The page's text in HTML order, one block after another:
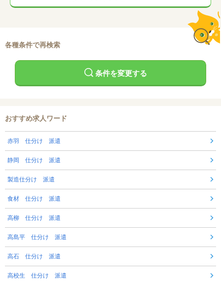
各種条件で再検索
条件を変更する
おすすめ求人ワード
赤羽 仕分け 派遣
静岡 仕分け 派遣
製造仕分け 派遣
食材 仕分け 派遣
高柳 仕分け 派遣
高島平 仕分け 派遣
高石 仕分け 派遣
高校生 仕分け 派遣